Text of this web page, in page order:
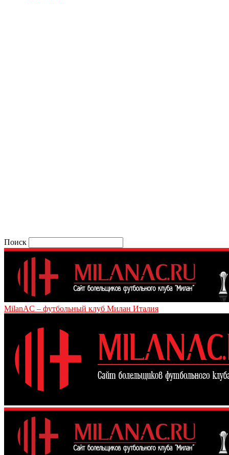
Поиск
MilanAC – футбольный клуб Милан Италия